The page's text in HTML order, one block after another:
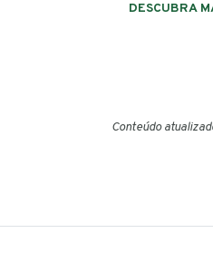
DESCUBRA
Conteúdo